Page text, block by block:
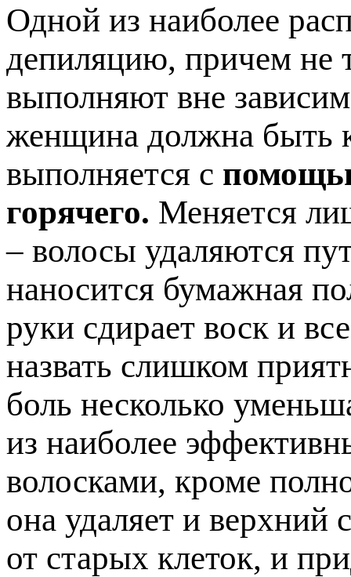
Одной из наиболее
депиляцию, причем не
выполняют вне
женщина должна быть
выполняется с
горячего. Меняется
– волосы удаляются
наносится бумажная
руки сдирает воск и
назвать слишком
боль несколько
из наиболее
волосками, кроме
она удаляет и верхний
от старых клеток, и